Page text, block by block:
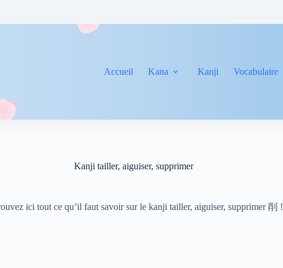
Accueil Kana Kanji Vocabulaire
Kanji tailler, aiguiser, supprimer
ici tout ce qu’il faut savoir sur le kanji tailler, aiguiser, supprimer 削 !